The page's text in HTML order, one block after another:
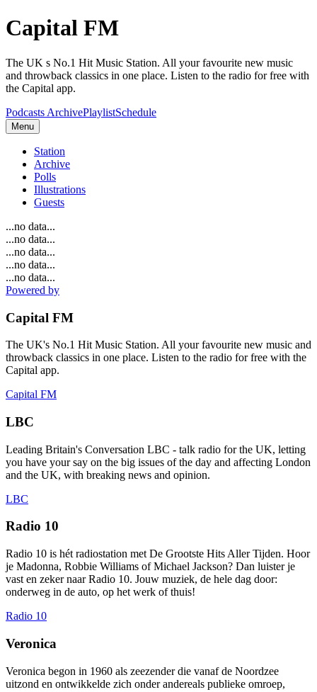
Capital FM
The UK s No.1 Hit Music Station. All your favourite new music
and throwback classics in one place. Listen to the radio for free with
the Capital app.
Podcasts ArchivePlaylistSchedule
Menu
Station
Archive
Polls
Illustrations
Guests
...no data...
...no data...
...no data...
...no data...
...no data...
Powered by
Capital FM
The UK's No.1 Hit Music Station. All your favourite new music and
throwback classics in one place. Listen to the radio for free with the
Capital app.
Capital FM
LBC
Leading Britain's Conversation LBC - talk radio for the UK, letting
you have your say on the big issues of the day and affecting London
and the UK, with breaking news and opinion.
LBC
Radio 10
Radio 10 is hét radiostation met De Grootste Hits Aller Tijden. Hoor
je Madonna, Robbie Williams of Michael Jackson? Dan luister je
vast en zeker naar Radio 10. Jouw muziek, de hele dag door:
onderweg in de auto, op het werk of thuis!
Radio 10
Veronica
Veronica begon in 1960 als zeezender die vanaf de Noordzee
uitzond en ontwikkelde zich onder andereals publieke omroep,